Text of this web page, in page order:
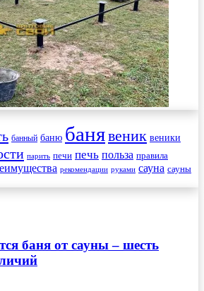
банный баню банявеник веники
парить печи печь польза правила
рекомендации руками сауна сауны
баня от сауны – шесть